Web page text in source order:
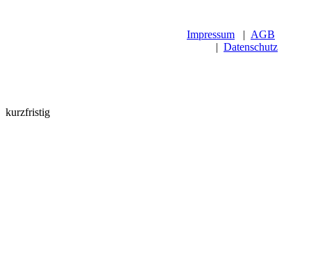
Impressum | AGB
| Datenschutz
kurzfristig